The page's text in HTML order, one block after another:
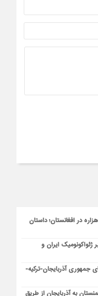
در افغانستان؛ داستان
ژئواکونومیک ایران و
جمهوری آذربایجان-ترکیه-
به آذربایجان از طریق